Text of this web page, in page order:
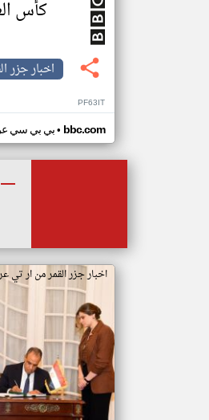
كأس
اخبار جزر
PF63IT
بي بي سي• bbc.com
اخبار جزر القمر من ار تي